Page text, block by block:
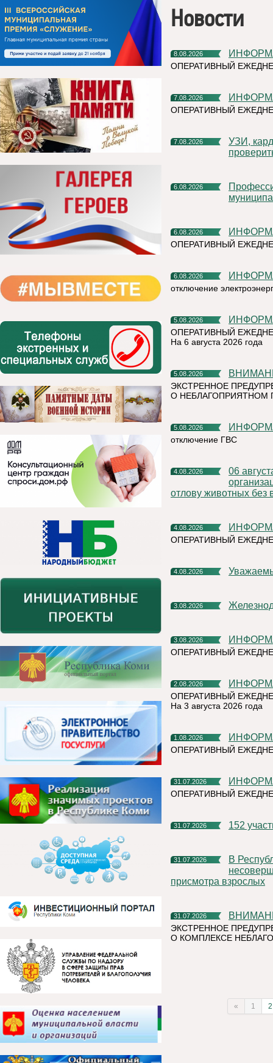
Новости
8.08.2026
ОПЕРАТИВНЫЙ
7.08.2026
ОПЕРАТИВНЫЙ
7.08.2026
УЗИ, кардиочек-ап и флюорограф: что можно успеть
6.08.2026
Профессиональное развитие в цифровом университете
6.08.2026
ОПЕРАТИВНЫЙ
6.08.2026
отключение
5.08.2026
ОПЕРАТИВНЫЙ
На 6 августа 2026 года
5.08.2026
ЭКСТРЕННОЕ
О НЕБЛАГОПРИЯТНОМ
5.08.2026
отключение ГВС
4.08.2026
06 августа 2026 года на территории Княжпогостского района,
отлову животных без
4.08.2026
ОПЕРАТИВНЫЙ
4.08.2026
3.08.2026
3.08.2026
ОПЕРАТИВНЫЙ
2.08.2026
ОПЕРАТИВНЫЙ
На 3 августа 2026 года
1.08.2026
ОПЕРАТИВНЫЙ
31.07.2026
ОПЕРАТИВНЫЙ
31.07.2026 152
31.07.2026
В Республике Коми участились случаи нахождения и купания
присмотра взрослых
31.07.2026
ЭКСТРЕННОЕ
О КОМПЛЕКСЕ
« 1 2